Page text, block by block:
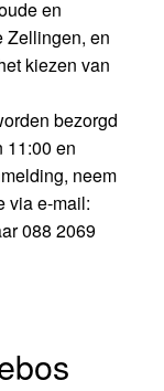
en
Zellingen, en
kiezen van
bezorgd
11:00 en
neem
via e-mail:
088 2069